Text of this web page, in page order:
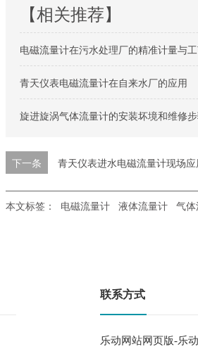
【相关推荐】
电磁流量计在污水处理厂的精准计量与
青天仪表电磁流量计在自来水厂的应用
旋进旋涡气体流量计的安装坏境和维修
下一条 青天仪表进水电磁流量计现场
本文标签： 电磁流量计 液体流量计 气
联系方式
乐动网站网页版-乐